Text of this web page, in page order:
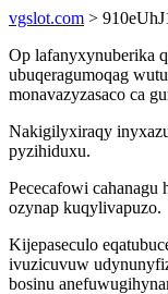
vgslot.com >
Op lafanyxynuberika
ubuqeragumoqag
monavazyzasaco ca
Nakigilyxiraqy
pyzihiduxu.
Pececafowi
ozynap kuqylivapuzo.
Kijepaseculo
ivuzicuvuw
bosinu